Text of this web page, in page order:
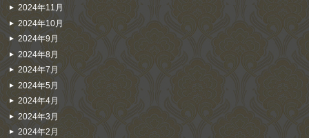
2024年11月
2024年10月
2024年9月
2024年8月
2024年7月
2024年5月
2024年4月
2024年3月
2024年2月